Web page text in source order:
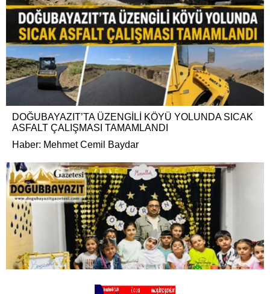
DOĞUBAYAZIT’TA ÜZENGİLİ KÖYÜ YOLUNDA SICAK
ASFALT ÇALIŞMASI TAMAMLANDI
Haber: Mehmet Cemil Baydar